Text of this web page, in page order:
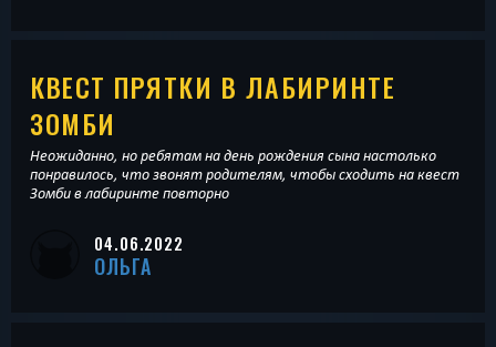
КВЕСТ ПРЯТКИ В ЛАБИРИНТЕ
ЗОМБИ
Неожиданно, но ребятам на день рождения сына настолько
понравилось, что звонят родителям, чтобы сходить на квест
Зомби в лабиринте повторно
04.06.2022
ОЛЬГА